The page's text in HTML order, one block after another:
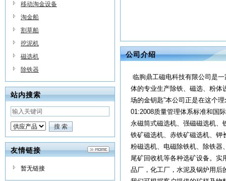
移动淘金设备
淘金船
割草船
挖泥机
磁选机
除铁器
站内搜索
友情链接
暂无链接
公司介绍
临朐鼎工磁电科技有限公司是
体的专业生产除铁、磁选、粉体
场的金钥匙”本公司正是在这个
01:2008质量管理体系标准和国
永磁筒式磁选机、强磁磁选机、
铁矿磁选机、赤铁矿磁选机、钾
粉磁选机、电磁除铁机、除铁器
尾矿回收机等各种选矿设备。
品厂，化工厂，水泥及锅炉用后